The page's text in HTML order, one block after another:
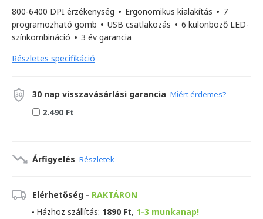
800-6400 DPI érzékenység • Ergonomikus kialakítás • 7
programozható gomb • USB csatlakozás • 6 különböző LED-
színkombináció • 3 év garancia
Részletes specifikáció
30 nap visszavásárlási garancia Miért érdemes?
2.490 Ft
Árfigyelés Részletek
Elérhetőség - RAKTÁRON
Házhoz szállítás: 1890 Ft, 1-3 munkanap!